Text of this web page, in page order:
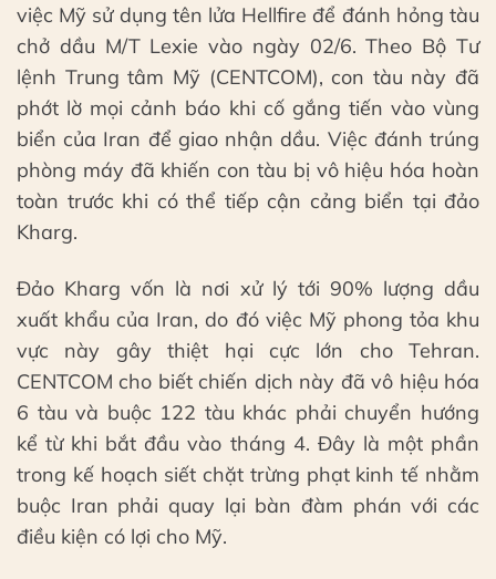
việc Mỹ sử dụng tên lửa Hellfire để đánh hỏng tàu
chở dầu M/T Lexie vào ngày 02/6. Theo Bộ Tư
lệnh Trung tâm Mỹ (CENTCOM), con tàu này đã
phớt lờ mọi cảnh báo khi cố gắng tiến vào vùng
biển của Iran để giao nhận dầu. Việc đánh trúng
phòng máy đã khiến con tàu bị vô hiệu hóa hoàn
toàn trước khi có thể tiếp cận cảng biển tại đảo
Kharg.
Đảo Kharg vốn là nơi xử lý tới 90% lượng dầu
xuất khẩu của Iran, do đó việc Mỹ phong tỏa khu
vực này gây thiệt hại cực lớn cho Tehran.
CENTCOM cho biết chiến dịch này đã vô hiệu hóa
6 tàu và buộc 122 tàu khác phải chuyển hướng
kể từ khi bắt đầu vào tháng 4. Đây là một phần
trong kế hoạch siết chặt trừng phạt kinh tế nhằm
buộc Iran phải quay lại bàn đàm phán với các
điều kiện có lợi cho Mỹ.